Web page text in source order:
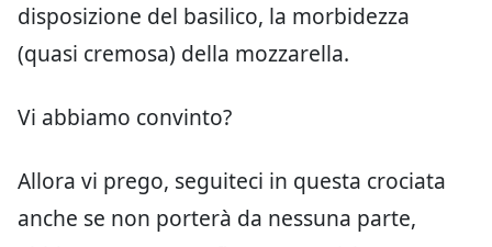
disposizione del basilico, la morbidezza
(quasi cremosa) della mozzarella.
Vi abbiamo convinto?
Allora vi prego, seguiteci in questa crociata
anche se non porterà da nessuna parte,